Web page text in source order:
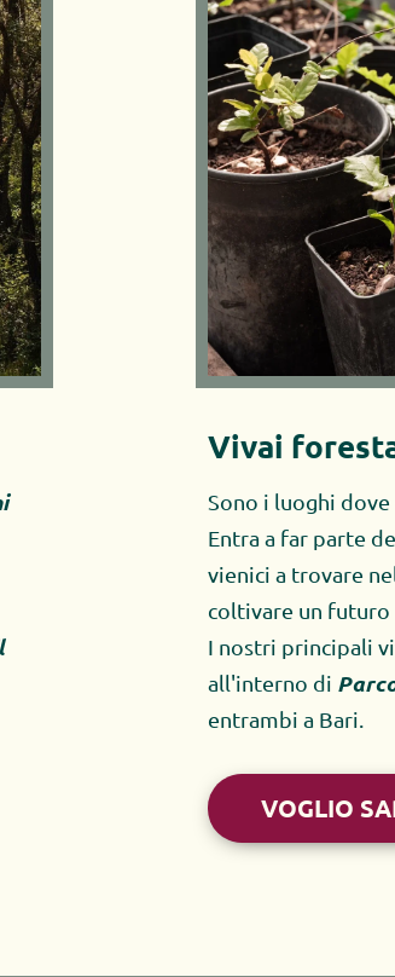
Vivai
Sono i luoghi
Entra a far parte
vienici a trovare
coltivare un futuro
I nostri principali
all'interno di
entrambi a Bari.
VOGLIO